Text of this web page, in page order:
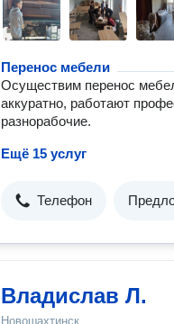
Перенос мебели
Осуществим перенос
аккуратно, работают
разнорабочие.
Ещё 15 услуг
Телефон
Владислав Л.
Новошахтинск